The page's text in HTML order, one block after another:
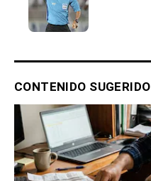
CONTENIDO SUGERIDO